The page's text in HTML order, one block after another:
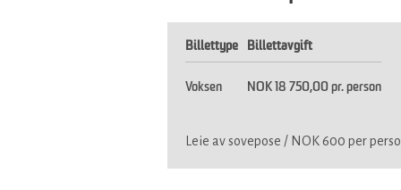
Billettype Billettavgift
Voksen NOK 18 750,00 pr. person
Leie av sovepose / NOK 600 per